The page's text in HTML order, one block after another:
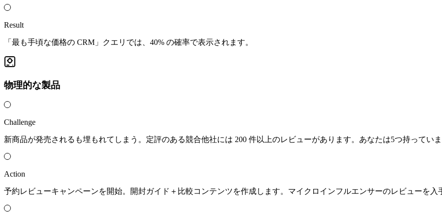
Result
「最も手頃な価格の CRM」クエリでは、40% の確率で表示されます。
物理的な製品
Challenge
新商品が発売されるも埋もれてしまう。定評のある競合他社には 200 件以上のレビューがあります。あなたは5つ持っていま
Action
予約レビューキャンペーンを開始。開封ガイド＋比較コンテンツを作成します。マイクロインフルエンサーのレビューを入